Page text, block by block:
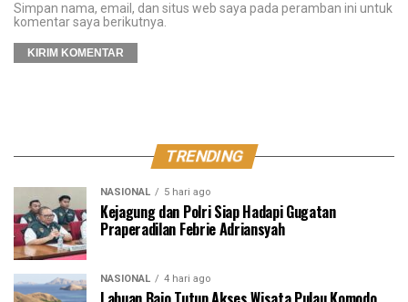
Simpan nama, email, dan situs web saya pada peramban ini untuk
komentar saya berikutnya.
TRENDING
NASIONAL 5 hari ago
Kejagung dan Polri Siap Hadapi Gugatan
Praperadilan Febrie Adriansyah
NASIONAL 4 hari ago